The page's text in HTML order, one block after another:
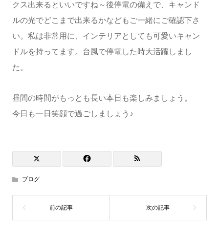
クス出来るといいですね～後停電の備えで、キャンド
ルの光でどこまで出来るかなどもご一緒にご確認下さ
い。私は非常用に、インテリアとしても可愛いキャン
ドルを持ってます。台風で停電した時大活躍しまし
た。
昼間の時間がもっとも長い本日も楽しみましょう。
今日も一日笑顔で過ごしましょう♪
ブログ